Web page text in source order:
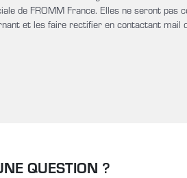
de FROMM France. Elles ne seront
et les faire rectifier en contactant mail
QUESTION ?